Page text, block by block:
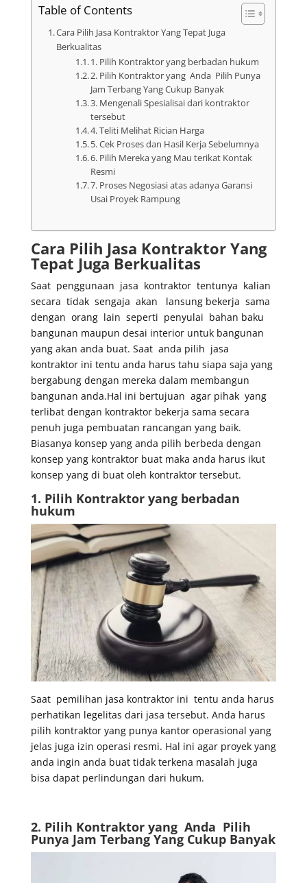
Table of Contents
Cara Pilih Jasa Kontraktor Yang Tepat Juga
Berkualitas
1. Pilih Kontraktor yang berbadan hukum
2. Pilih Kontraktor yang Anda Pilih Punya
Jam Terbang Yang Cukup Banyak
3. Mengenali Spesialisai dari kontraktor
tersebut
4. Teliti Melihat Rician Harga
5. Cek Proses dan Hasil Kerja Sebelumnya
6. Pilih Mereka yang Mau terikat Kontak
Resmi
7. Proses Negosiasi atas adanya Garansi
Usai Proyek Rampung
Cara Pilih Jasa Kontraktor Yang
Tepat Juga Berkualitas
Saat penggunaan jasa kontraktor tentunya kalian
secara tidak sengaja akan lansung bekerja sama
dengan orang lain seperti penyulai bahan baku
bangunan maupun desai interior untuk bangunan
yang akan anda buat. Saat anda pilih jasa
kontraktor ini tentu anda harus tahu siapa saja yang
bergabung dengan mereka dalam membangun
bangunan anda.Hal ini bertujuan agar pihak yang
terlibat dengan kontraktor bekerja sama secara
penuh juga pembuatan rancangan yang baik.
Biasanya konsep yang anda pilih berbeda dengan
konsep yang kontraktor buat maka anda harus ikut
konsep yang di buat oleh kontraktor tersebut.
1. Pilih Kontraktor yang berbadan
hukum
Saat pemilihan jasa kontraktor ini tentu anda harus
perhatikan legelitas dari jasa tersebut. Anda harus
pilih kontraktor yang punya kantor operasional yang
jelas juga izin operasi resmi. Hal ini agar proyek yang
anda ingin anda buat tidak terkena masalah juga
bisa dapat perlindungan dari hukum.
2. Pilih Kontraktor yang Anda Pilih
Punya Jam Terbang Yang Cukup Banyak